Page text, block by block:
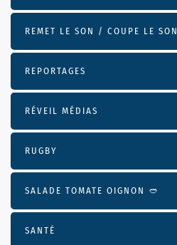
REMET LE SON / COUPE LE SON
REPORTAGES
RÉVEIL MÉDIAS
RUGBY
SALADE TOMATE OIGNON 🥙
SANTÉ